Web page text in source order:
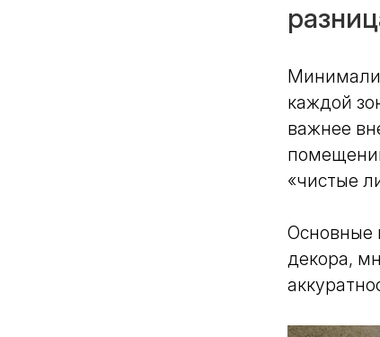
каждой
важнее
«чистые
Основные
декора,